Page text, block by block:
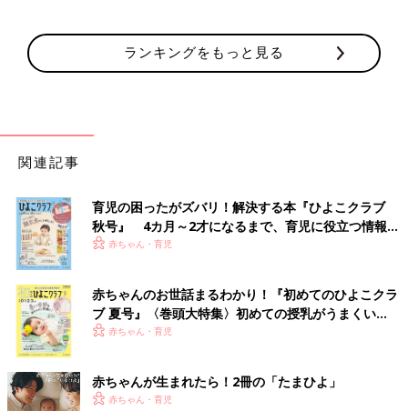
ランキングをもっと見る
関連記事
育児の困ったがズバリ！解決する本『ひよこクラブ
秋号』 4カ月～2才になるまで、育児に役立つ情報が
いっぱい！
赤ちゃん・育児
赤ちゃんのお世話まるわかり！『初めてのひよこクラ
ブ 夏号』〈巻頭大特集〉初めての授乳がうまくい
く！ おっぱい・ミルクの基本と夏のトラブル 解決テ
赤ちゃん・育児
赤ちゃんが生まれたら！2冊の「たまひよ」
赤ちゃん・育児